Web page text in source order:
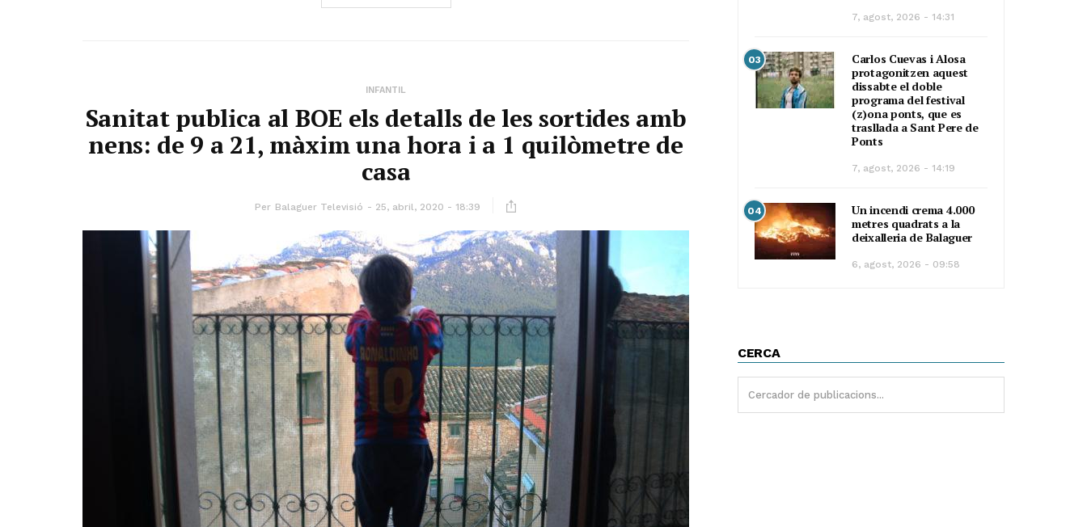
INFANTIL
Sanitat publica al BOE els detalls de les sortides amb
nens: de 9 a 21, màxim una hora i a 1 quilòmetre de
casa
Per Balaguer Televisió 25, abril, 2020 - 18:39
7, agost, 2026 - 14:31
03
Carlos Cuevas i Alosa
protagonitzen aquest
dissabte el doble
programa del festival
(z)ona ponts, que es
trasllada a Sant Pere de
Ponts
7, agost, 2026 - 14:19
04
Un incendi crema 4.000
metres quadrats a la
deixalleria de Balaguer
6, agost, 2026 - 09:58
CERCA